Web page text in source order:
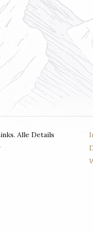
Alle Details